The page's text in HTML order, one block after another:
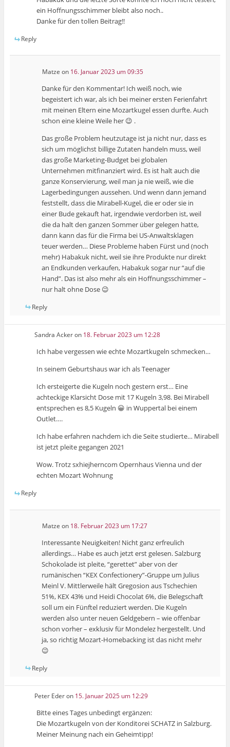
ein Hoffnungsschimmer bleibt also noch..
Danke für den tollen Beitrag!!
Reply
Matze on 16. Januar 2023 um 09:35
Danke für den Kommentar! Ich weiß noch, wie
begeistert ich war, als ich bei meiner ersten Ferienfahrt
mit meinen Eltern eine Mozartkugel essen durfte. Auch
schon eine kleine Weile her 😉 .
Das große Problem heutzutage ist ja nicht nur, dass es
sich um möglichst billige Zutaten handeln muss, weil
das große Marketing-Budget bei globalen
Unternehmen mitfinanziert wird. Es ist halt auch die
ganze Konservierung, weil man ja nie weiß, wie die
Lagerbedingungen aussehen. Und wenn dann jemand
feststellt, dass die Mirabell-Kugel, die er oder sie in
einer Bude gekauft hat, irgendwie verdorben ist, weil
die da halt den ganzen Sommer über gelegen hatte,
dann kann das für die Firma bei US-Anwaltsklagen
teuer werden… Diese Probleme haben Fürst und (noch
mehr) Habakuk nicht, weil sie ihre Produkte nur direkt
an Endkunden verkaufen, Habakuk sogar nur “auf die
Hand”. Das ist also mehr als ein Hoffnungsschimmer –
nur halt ohne Dose 😉
Reply
Sandra Ackeron 18. Februar 2023 um 12:28
Ich habe vergessen wie echte Mozartkugeln schmecken…
In seinem Geburtshaus war ich als Teenager
Ich ersteigerte die Kugeln noch gestern erst… Eine
achteckige Klarsicht Dose mit 17 Kugeln 3,98. Bei Mirabell
entsprechen es 8,5 Kugeln 😀 in Wuppertal bei einem
Outlet….
Ich habe erfahren nachdem ich die Seite studierte… Mirabell
ist jetzt pleite gegangen 2021
Wow. Trotz sxhiejherncom Opernhaus Vienna und der
echten Mozart Wohnung
Reply
Matze on 18. Februar 2023 um 17:27
Interessante Neuigkeiten! Nicht ganz erfreulich
allerdings… Habe es auch jetzt erst gelesen. Salzburg
Schokolade ist pleite, “gerettet” aber von der
rumänischen “KEX Confectionery”-Gruppe um Julius
Meinl V. Mittlerweile hält Gregosion aus Tschechien
51%, KEX 43% und Heidi Chocolat 6%, die Belegschaft
soll um ein Fünftel reduziert werden. Die Kugeln
werden also unter neuen Geldgebern – wie offenbar
schon vorher – exklusiv für Mondelez hergestellt. Und
ja, so richtig Mozart-Homebacking ist das nicht mehr
😉
Reply
Peter Ederon 15. Januar 2025 um 12:29
Bitte eines Tages unbedingt ergänzen:
Die Mozartkugeln von der Konditorei SCHATZ in Salzburg.
Meiner Meinung nach ein Geheimtipp!